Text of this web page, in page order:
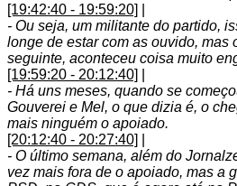
[19:42:40 - 19:59:20]
- Ou seja, um militante do partido,
longe de estar com as ouvido, mas
seguinte, aconteceu coisa muito
[19:59:20 - 20:12:40]
- Há uns meses, quando se
Gouverei e Mel, o que dizia é, o
mais ninguém o apoiado.
[20:12:40 - 20:27:40]
- O último semana, além do
vez mais fora de o apoiado, mas a